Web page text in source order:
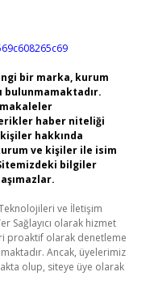
bir marka, kurum
bulunmamaktadır.
makaleler
haber niteliği
hakkında
ve kişiler ile isim
bilgiler
ve İletişim
Sağlayıcı olarak hizmet
proaktif olarak denetleme
Ancak, üyelerimiz
olup, siteye üye olarak